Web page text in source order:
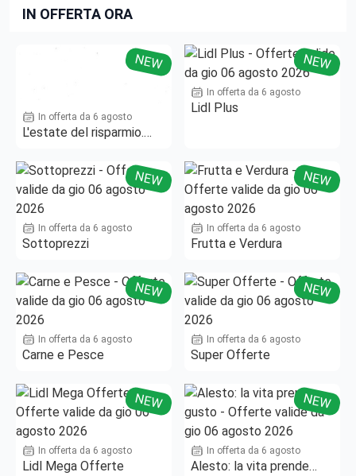
IN OFFERTA ORA
NEW
In offerta da 6 agosto
L'estate del risparmio.
NEW
In offerta da 6 agosto
Lidl Plus
NEW
In offerta da 6 agosto
Sottoprezzi
NEW
In offerta da 6 agosto
Frutta e Verdura
NEW
In offerta da 6 agosto
Carne e Pesce
NEW
In offerta da 6 agosto
Super Offerte
NEW
In offerta da 6 agosto
Lidl Mega Offerte
NEW
In offerta da 6 agosto
Alesto: la vita prende